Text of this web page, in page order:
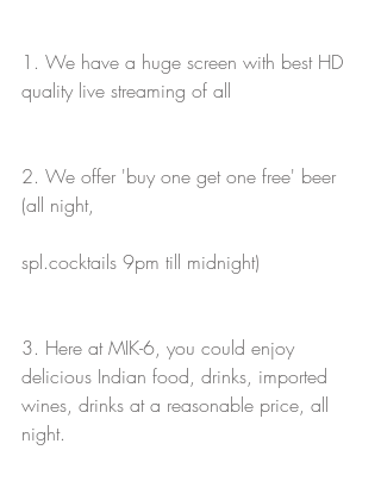
1. We have a huge screen with best HD
quality live streaming of all
2. We offer 'buy one get one free' beer
(all night,
spl.cocktails 9pm till midnight)
3. Here at MIK-6, you could enjoy
delicious Indian food, drinks, imported
wines, drinks at a reasonable price, all
night.